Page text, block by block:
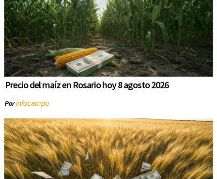
Precio del maíz en Rosario hoy 8 agosto 2026
Porinfocampo